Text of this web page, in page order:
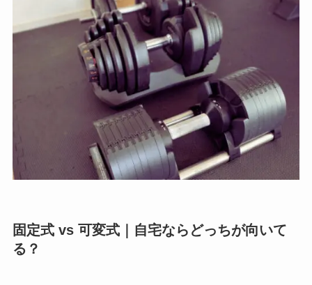
固定式 vs 可変式｜自宅ならどっちが向いて
る？